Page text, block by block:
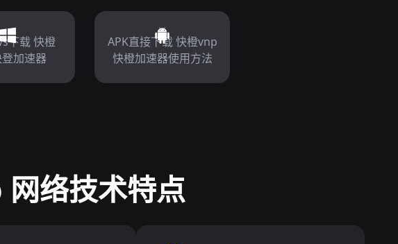
下载 快橙
加速器
APK直接下载 快橙vnp
快橙加速器使用方法
络技术特点